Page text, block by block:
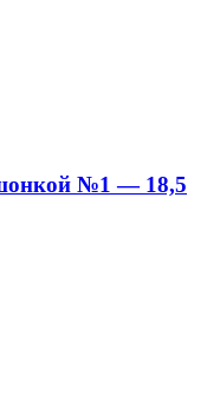
№1 — 18,5